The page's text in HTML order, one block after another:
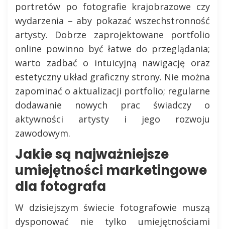
portretów po fotografie krajobrazowe czy
wydarzenia – aby pokazać wszechstronność
artysty. Dobrze zaprojektowane portfolio
online powinno być łatwe do przeglądania;
warto zadbać o intuicyjną nawigację oraz
estetyczny układ graficzny strony. Nie można
zapominać o aktualizacji portfolio; regularne
dodawanie nowych prac świadczy o
aktywności artysty i jego rozwoju
zawodowym.
Jakie są najważniejsze
umiejętności marketingowe
dla fotografa
W dzisiejszym świecie fotografowie muszą
dysponować nie tylko umiejętnościami